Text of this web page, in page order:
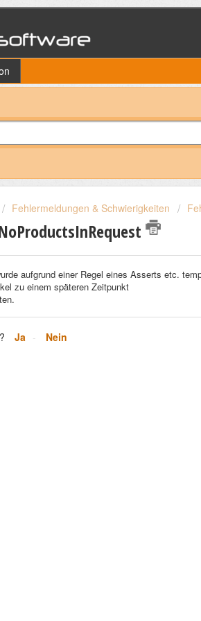
Fehlermeldungen & Schwierigkeiten
aufgrund einer Regel eines Asserts etc.
zu einem späteren Zeitpunkt
Ja Nein